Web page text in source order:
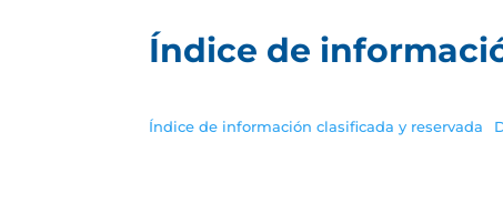
Índice de
Índice de información clasificada y reservada